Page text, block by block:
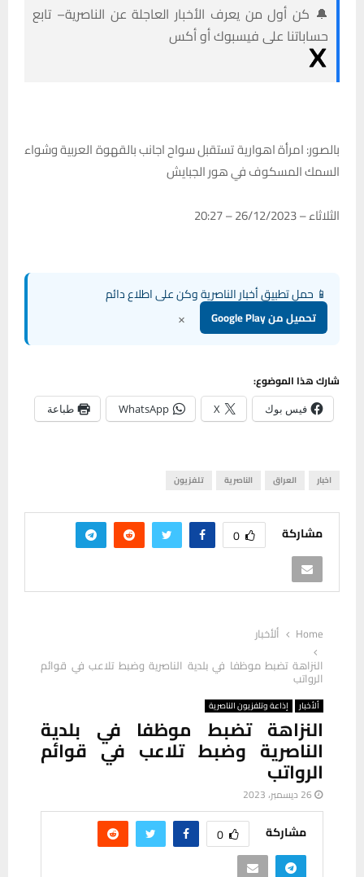
🔔 كن أول من يعرف الأخبار العاجلة عن الناصرية– تابع
حساباتنا على فيسبوك أو أكس
بالصور: امرأة اهوارية تستقبل سواح اجانب بالقهوة العربية وشواء
السمك المسكوف في هور الجبايش
الثلاثاء – 26/12/2023 – 20:27
📱 حمل تطبيق أخبار الناصرية وكن على اطلاع دائم
تحميل من Google Play ×
شارك هذا الموضوع:
فيس بوك X
WhatsApp طباعة
اخبار العراق الناصرية تلفزيون
مشاركة 0
Home
ألأخبار
النزاهة تضبط موظفا في بلدية الناصرية وضبط تلاعب في قوائم
الرواتب
ألأخبار إذاعة وتلفزيون الناصرية
النزاهة تضبط موظفا في بلدية
الناصرية وضبط تلاعب في قوائم
الرواتب
26 ديسمبر، 2023
مشاركة 0